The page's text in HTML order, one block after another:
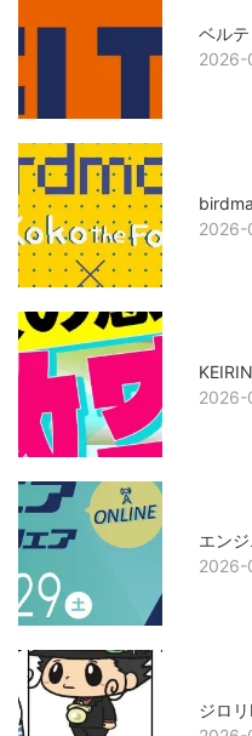
ベル
2026-
2026-
エン
2026-
ジロ